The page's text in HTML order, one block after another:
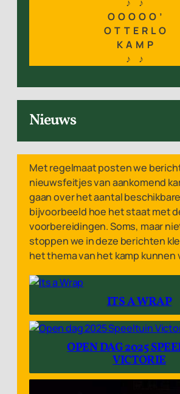
OOOOO’
OTTERLO
KAMP
♪ ♪
Nieuws
Met regelmaat posten we
nieuwsfeitjes van aankomend
gaan over het aantal
bijvoorbeeld hoe het staat met
voorbereidingen. Soms, maar
stoppen we in deze berichten
het thema van het kamp kunnen
ITS A WRAP
OPEN DAG 2025
VICTORIE